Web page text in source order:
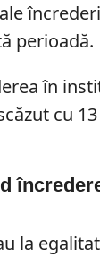
perioadă.
în
cu
la